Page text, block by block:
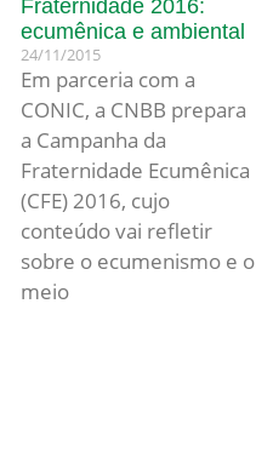
Fraternidade 2016:
ecumênica e ambiental
24/11/2015
Em parceria com a
CONIC, a CNBB prepara
a Campanha da
Fraternidade Ecumênica
(CFE) 2016, cujo
conteúdo vai refletir
sobre o ecumenismo e o
meio